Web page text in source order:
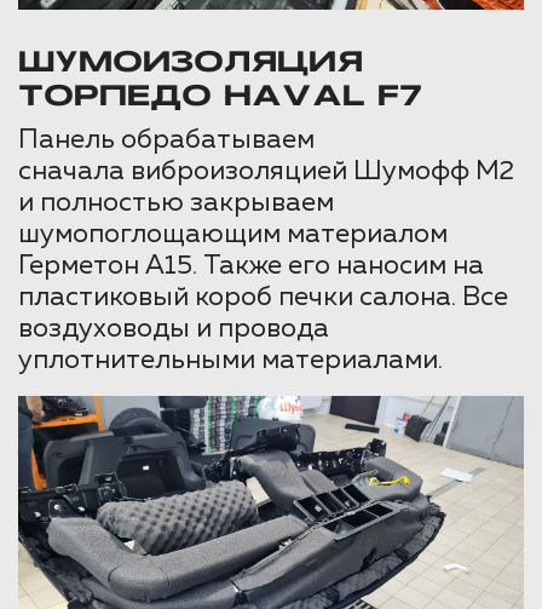
ШУМОИЗОЛЯЦИЯ
ТОРПЕДО HAVAL F7
Панель обрабатываем
сначала виброизоляцией Шумофф М2
и полностью закрываем
шумопоглощающим материалом
Герметон А15. Также его наносим на
пластиковый короб печки салона. Все
воздуховоды и провода
уплотнительными материалами.